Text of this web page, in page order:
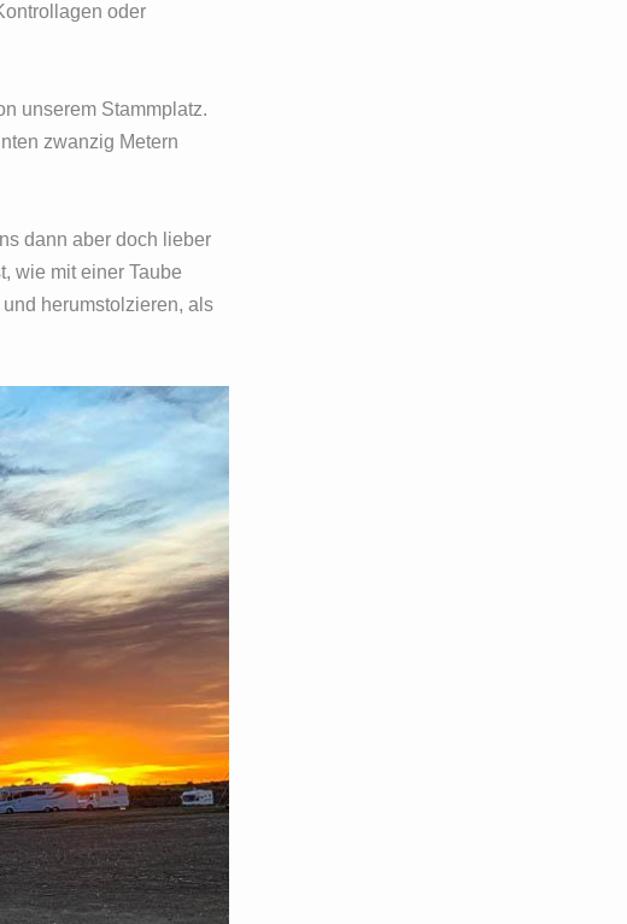
oder
unserem Stammplatz.
zwanzig Metern
dann aber doch lieber
wie mit einer Taube
herumstolzieren, als